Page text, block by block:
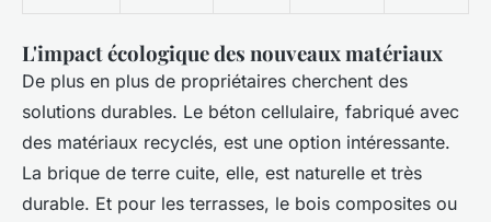
L'impact écologique des nouveaux matériaux
De plus en plus de propriétaires cherchent des
solutions durables. Le béton cellulaire, fabriqué avec
des matériaux recyclés, est une option intéressante.
La brique de terre cuite, elle, est naturelle et très
durable. Et pour les terrasses, le bois composites ou